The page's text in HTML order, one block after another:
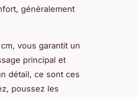
généralement
vous garantit un
principal et
détail, ce sont ces
poussez les